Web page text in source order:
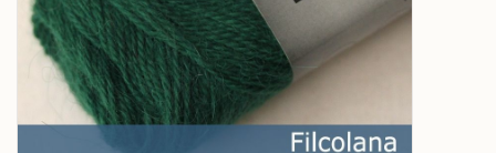
Over wolder